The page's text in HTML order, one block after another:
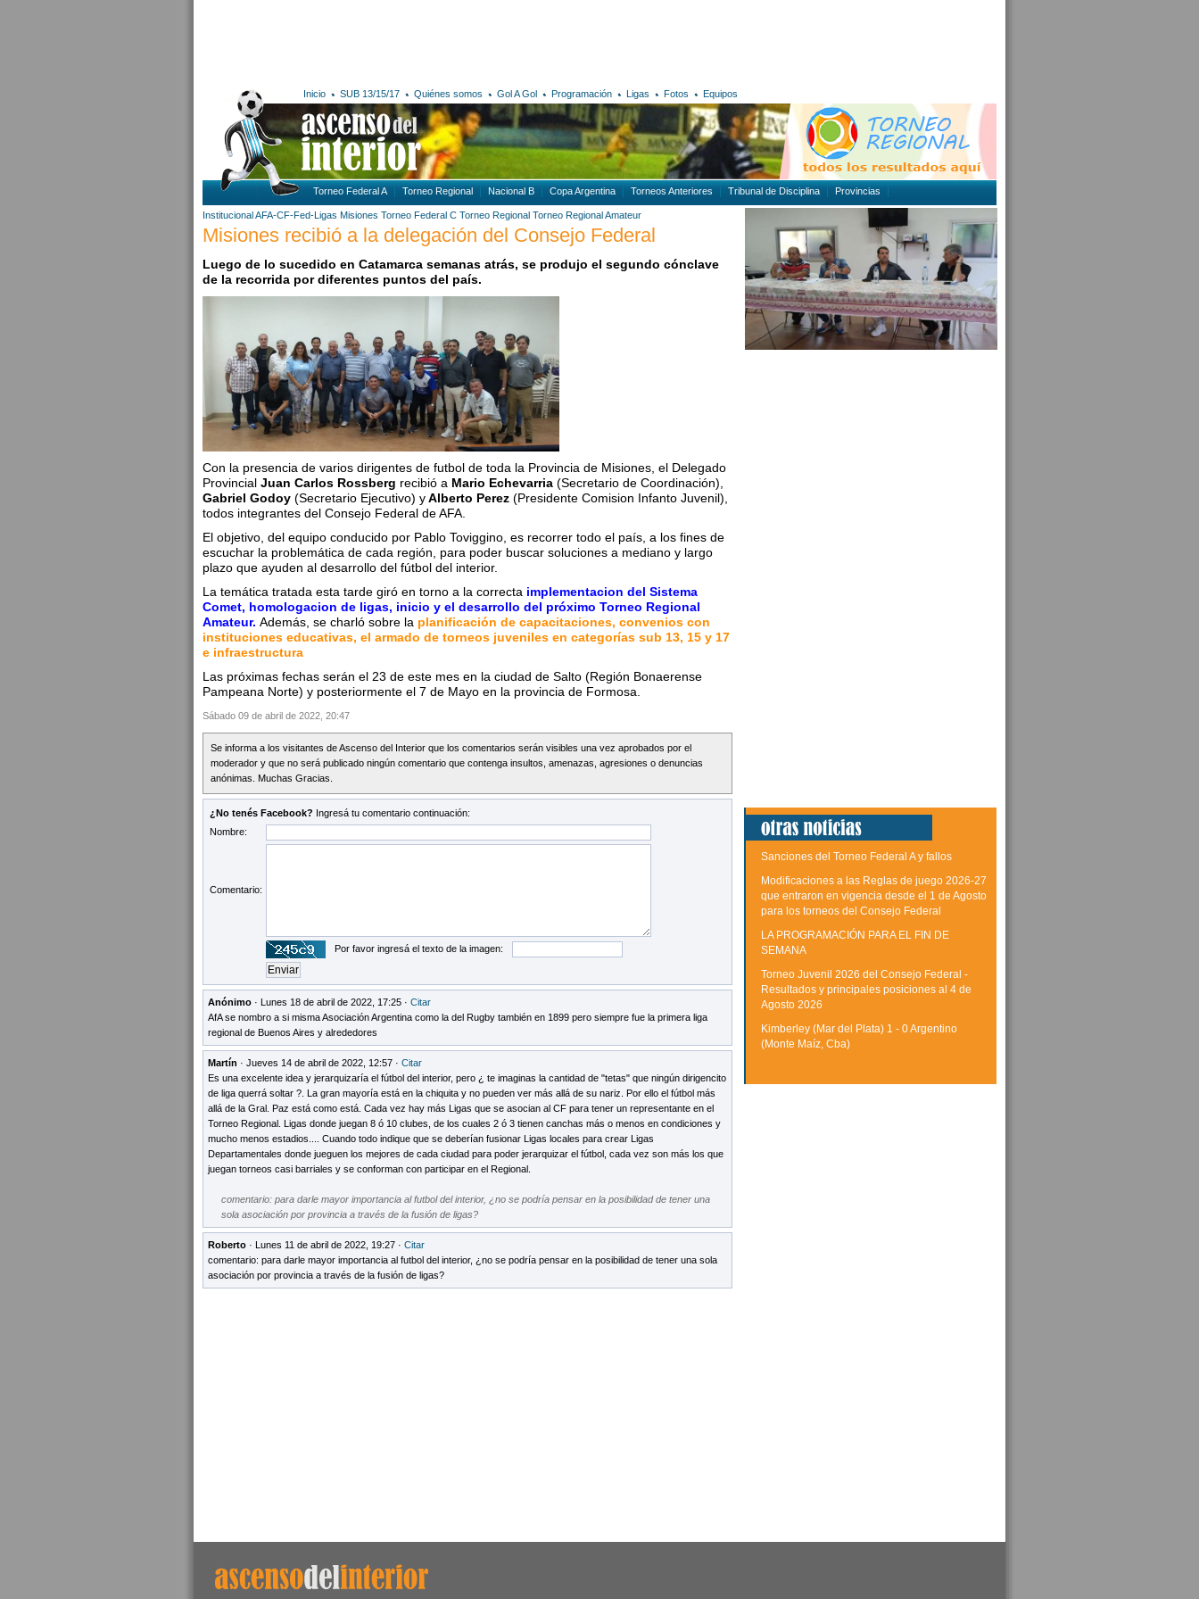
Inicio SUB 13/15/17 Quiénes somos Gol A Gol Programación Ligas Fotos Equipos
Torneo Federal A Torneo Regional Nacional B Copa Argentina Torneos Anteriores Tribunal de Disciplina Provincias
Institucional AFA-CF-Fed-Ligas Misiones Torneo Federal C Torneo Regional Torneo Regional Amateur
Misiones recibió a la delegación del Consejo Federal
Luego de lo sucedido en Catamarca semanas atrás, se produjo el segundo cónclave
de la recorrida por diferentes puntos del país.
Con la presencia de varios dirigentes de futbol de toda la Provincia de Misiones, el Delegado
Provincial Juan Carlos Rossberg recibió a Mario Echevarria (Secretario de Coordinación),
Gabriel Godoy (Secretario Ejecutivo) yAlberto Perez (Presidente Comision Infanto Juvenil),
todos integrantes del Consejo Federal de AFA.
El objetivo, del equipo conducido por Pablo Toviggino, es recorrer todo el país, a los fines de
escuchar la problemática de cada región, para poder buscar soluciones a mediano y largo
plazo que ayuden al desarrollo del fútbol del interior.
La temática tratada esta tarde giró en torno a la correcta implementacion del Sistema
Comet, homologacion de ligas, inicio y el desarrollo del próximo Torneo Regional
Amateur. Además, se charló sobre la planificación de capacitaciones, convenios con
instituciones educativas, el armado de torneos juveniles en categorías sub 13, 15 y 17
e infraestructura
Las próximas fechas serán el 23 de este mes en la ciudad de Salto (Región Bonaerense
Pampeana Norte) y posteriormente el 7 de Mayo en la provincia de Formosa.
Sábado 09 de abril de 2022, 20:47
Se informa a los visitantes de Ascenso del Interior que los comentarios serán visibles una vez aprobados por el
moderador y que no será publicado ningún comentario que contenga insultos, amenazas, agresiones o denuncias
anónimas. Muchas Gracias.
¿No tenés Facebook? Ingresá tu comentario continuación:
Nombre:
Comentario:
Por favor ingresá el texto de la imagen:
Anónimo · Lunes 18 de abril de 2022, 17:25 · Citar
AfA se nombro a si misma Asociación Argentina como la del Rugby también en 1899 pero siempre fue la primera liga
regional de Buenos Aires y alrededores
Martín · Jueves 14 de abril de 2022, 12:57 · Citar
Es una excelente idea y jerarquizaría el fútbol del interior, pero ¿ te imaginas la cantidad de "tetas" que ningún dirigencito
de liga querrá soltar ?. La gran mayoría está en la chiquita y no pueden ver más allá de su nariz. Por ello el fútbol más
allá de la Gral. Paz está como está. Cada vez hay más Ligas que se asocian al CF para tener un representante en el
Torneo Regional. Ligas donde juegan 8 ó 10 clubes, de los cuales 2 ó 3 tienen canchas más o menos en condiciones y
mucho menos estadios.... Cuando todo indique que se deberían fusionar Ligas locales para crear Ligas
Departamentales donde jueguen los mejores de cada ciudad para poder jerarquizar el fútbol, cada vez son más los que
juegan torneos casi barriales y se conforman con participar en el Regional.
comentario: para darle mayor importancia al futbol del interior, ¿no se podría pensar en la posibilidad de tener una
sola asociación por provincia a través de la fusión de ligas?
Roberto · Lunes 11 de abril de 2022, 19:27 · Citar
comentario: para darle mayor importancia al futbol del interior, ¿no se podría pensar en la posibilidad de tener una sola
asociación por provincia a través de la fusión de ligas?
Sanciones del Torneo Federal A y fallos
Modificaciones a las Reglas de juego 2026-27
que entraron en vigencia desde el 1 de Agosto
para los torneos del Consejo Federal
LA PROGRAMACIÓN PARA EL FIN DE
SEMANA
Torneo Juvenil 2026 del Consejo Federal -
Resultados y principales posiciones al 4 de
Agosto 2026
Kimberley (Mar del Plata) 1 - 0 Argentino
(Monte Maíz, Cba)